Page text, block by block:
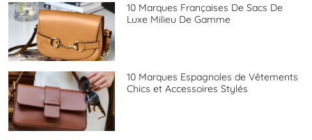
10 Marques Françaises De Sacs De
Luxe Milieu De Gamme
10 Marques Espagnoles de Vêtements
Chics et Accessoires Stylés